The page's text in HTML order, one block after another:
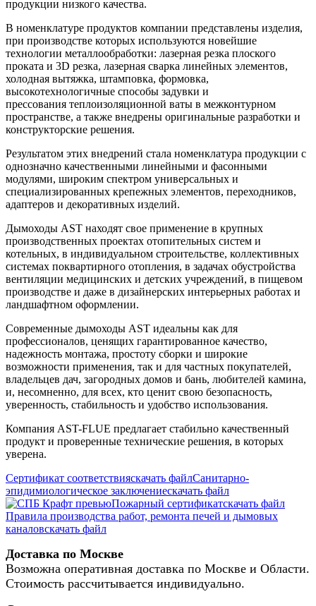
продукции низкого качества.
В номенклатуре продуктов компании представлены изделия,
при производстве которых используются новейшие
технологии металлообработки: лазерная резка плоского
проката и 3D резка, лазерная сварка линейных элементов,
холодная вытяжка, штамповка, формовка,
высокотехнологичные способы задувки и
прессования теплоизоляционной ваты в межконтурном
пространстве, а также внедрены оригинальные разработки и
конструкторские решения.
Результатом этих внедрений стала номенклатура продукции с
однозначно качественными линейными и фасонными
модулями, широким спектром универсальных и
специализированных крепежных элементов, переходников,
адаптеров и декоративных изделий.
Дымоходы AST находят свое применение в крупных
производственных проектах отопительных систем и
котельных, в индивидуальном строительстве, коллективных
системах поквартирного отопления, в задачах обустройства
вентиляции медицинских и детских учреждений, в пищевом
производстве и даже в дизайнерских интерьерных работах и
ландшафтном оформлении.
Современные дымоходы AST идеальны как для
профессионалов, ценящих гарантированное качество,
надежность монтажа, простоту сборки и широкие
возможности применения, так и для частных покупателей,
владельцев дач, загородных домов и бань, любителей камина,
и, несомненно, для всех, кто ценит свою безопасность,
уверенность, стабильность и удобство использования.
Компания AST-FLUE предлагает стабильно качественный
продукт и проверенные технические решения, в которых
уверена.
Сертификат соответствияскачать файлСанитарно-
эпидимиологическое заключениескачать файл
Пожарный сертификатскачать файл
Правила производства работ, ремонта печей и дымовых
каналовскачать файл
Доставка по Москве
Возможна оперативная доставка по Москве и Области.
Стоимость рассчитывается индивидуально.